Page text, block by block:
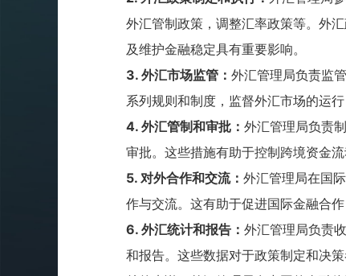
外汇管制政策，调整汇率政策等。外
及维护金融稳定具有重要影响。
3. 外汇市场监管： 外汇管理局负责监
系列规则和制度，监督外汇市场的运
4. 外汇管制和审批： 外汇管理局负责
审批。这些措施有助于控制跨境资金流
5. 对外合作和交流： 外汇管理局在国
作与交流。这有助于促进国际金融合
6. 外汇统计和报告： 外汇管理局负责
和报告。这些数据对于政策制定和决